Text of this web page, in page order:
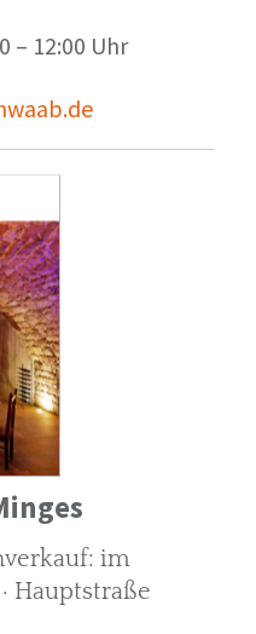
– 12:00 Uhr
im
Hauptstraße